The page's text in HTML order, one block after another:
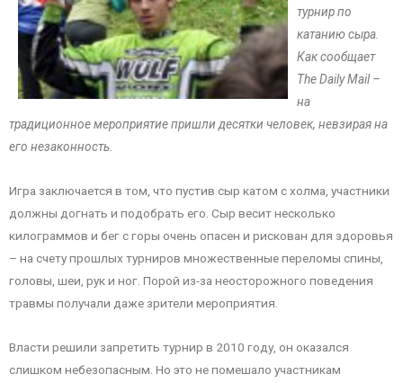
турнир по
катанию сыра.
Как сообщает
The Daily Mail –
на
традиционное мероприятие пришли десятки человек, невзирая на
его незаконность.
Игра заключается в том, что пустив сыр катом с холма, участники
должны догнать и подобрать его. Сыр весит несколько
килограммов и бег с горы очень опасен и рискован для здоровья
– на счету прошлых турниров множественные переломы спины,
головы, шеи, рук и ног. Порой из-за неосторожного поведения
травмы получали даже зрители мероприятия.
Власти решили запретить турнир в 2010 году, он оказался
слишком небезопасным. Но это не помешало участникам